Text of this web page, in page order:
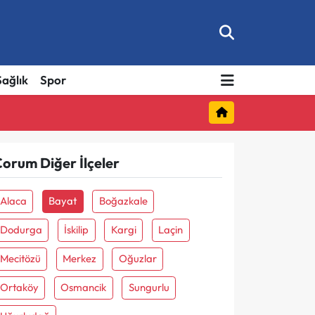
Spor
Diğer İlçeler
Alaca Bayat Boğazkale
Dodurga İskilip Kargi Laçin
Mecitözü Merkez Oğuzlar
Ortaköy Osmancik Sungurlu